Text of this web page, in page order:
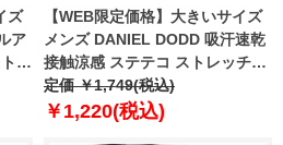
ズ
ア
レ
【WEB限定価格】大きいサイズ
メンズ DANIEL DODD 吸汗速乾
接触涼感 ステテコ ストレッチ
azst-210201
定価 ￥1,749(税込)
￥1,220(税込)